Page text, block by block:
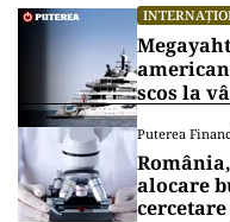
scos la
Puterea
alocare